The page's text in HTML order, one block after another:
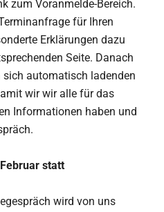
zum Voranmelde-Bereich.
für Ihren
Erklärungen dazu
Seite. Danach
automatisch ladenden
wir wir alle für das
Informationen haben und
statt
wird von uns